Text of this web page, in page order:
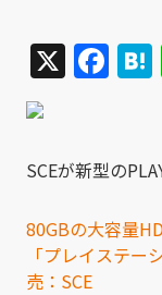
X
SCEが新型の
80GBの大容量
「プレイステー
売：SCE